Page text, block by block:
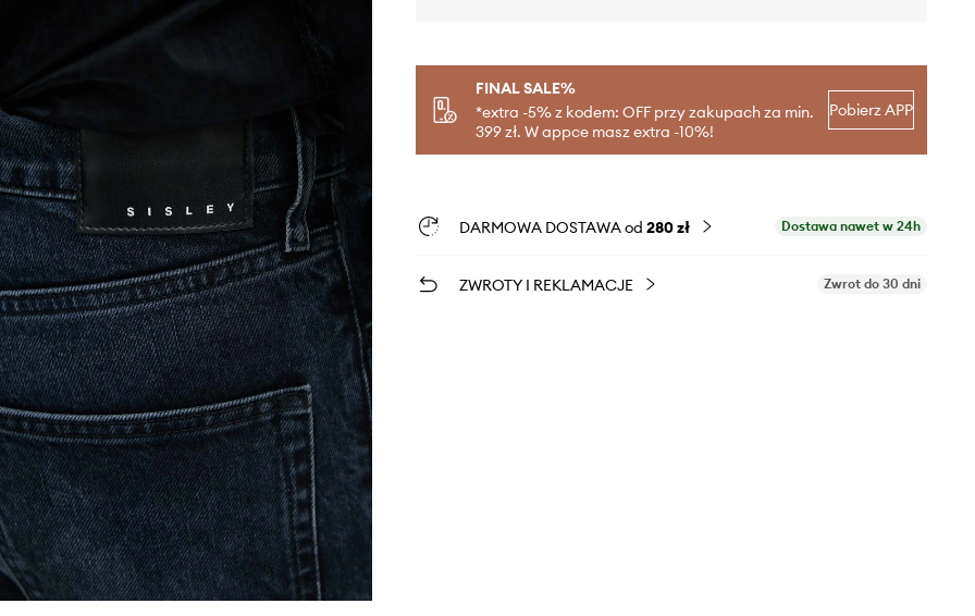
FINAL SALE%
*extra -5% z kodem: OFF przy zakupach za min.
399 zł. W appce masz extra -10%!
Pobierz APP
DARMOWA DOSTAWA od 280 zł Dostawa nawet w 24h
ZWROTY I REKLAMACJE Zwrot do 30 dni